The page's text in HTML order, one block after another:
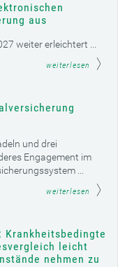
aus
weiter erleichtert ...
weiterlesen
und drei
Engagement im
...
weiterlesen
Krankheitsbedingte
leicht
nehmen zu